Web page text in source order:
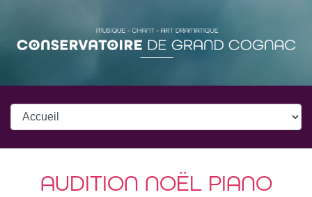
AUDITION NOËL PIANO